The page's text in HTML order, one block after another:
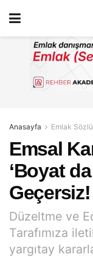
Anasayfa Emlak
Emsal
‘Boyat
Geçersiz!
Düzeltme ve
Tarafımıza
yargıtay